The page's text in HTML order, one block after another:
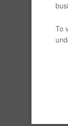
To